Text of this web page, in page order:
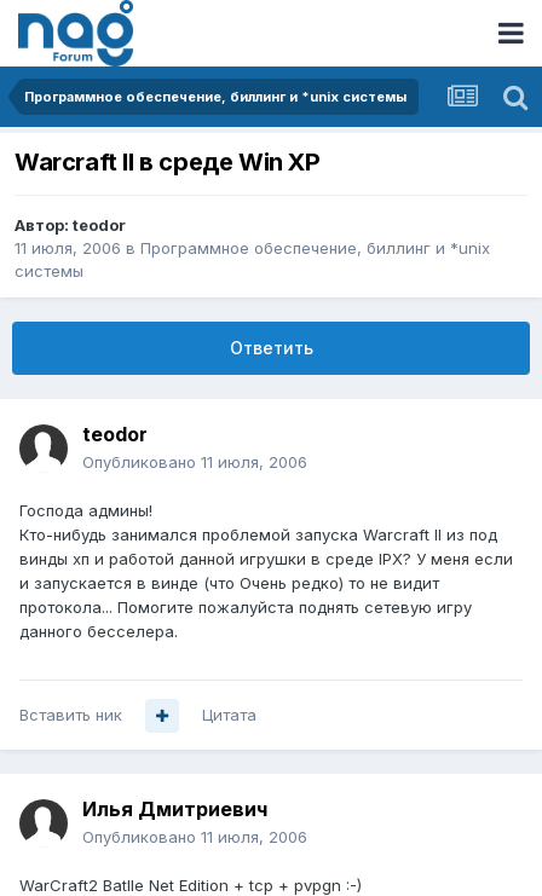
Программное обеспечение, биллинг и *unix системы
Warcraft II в среде Win XP
Автор: teodor
11 июля, 2006 в Программное обеспечение, биллинг и *unix
системы
Ответить
teodor
Опубликовано 11 июля, 2006
Господа админы!
Кто-нибудь занимался проблемой запуска Warcraft II из под
винды хп и работой данной игрушки в среде IPX? У меня если
и запускается в винде (что Очень редко) то не видит
протокола... Помогите пожалуйста поднять сетевую игру
данного бесселера.
Вставить ник Цитата
Илья Дмитриевич
Опубликовано 11 июля, 2006
WarCraft2 Batlle Net Edition + tcp + pvpgn :-)